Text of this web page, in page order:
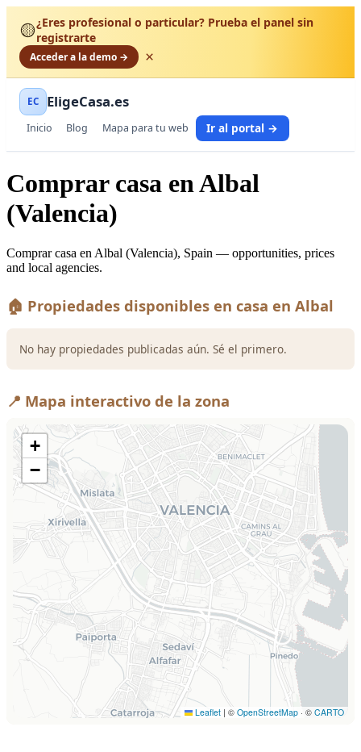
🟡¿Eres profesional o particular? Prueba el panel sin
registrarte
Acceder a la demo → ×
EC EligeCasa.es
Inicio Blog Mapa para tu web Ir al portal →
Comprar casa en Albal
(Valencia)
Comprar casa en Albal (Valencia), Spain — opportunities, prices
and local agencies.
🏠 Propiedades disponibles en casa en Albal
No hay propiedades publicadas aún. Sé el primero.
📍 Mapa interactivo de la zona